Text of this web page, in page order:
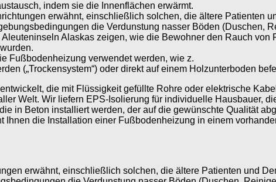
indem sie die Innenflächen erwärmt.
erwähnt, einschließlich solchen, die ältere Patienten
die Verdunstung nasser Böden (Duschen,
Alaskas zeigen, wie die Bewohner den Rauch
Fußbodenheizung verwendet werden, wie z.
(„Trockensystem“) oder direkt auf einem Holzunterboden
die mit Flüssigkeit gefüllte Rohre oder elektrische
Welt. Wir liefern EPS-Isolierung für individuelle Hausbauer,
in Beton installiert werden, der auf die gewünschte Qualität
die Installation einer Fußbodenheizung in einem
erwähnt, einschließlich solchen, die ältere Patienten und